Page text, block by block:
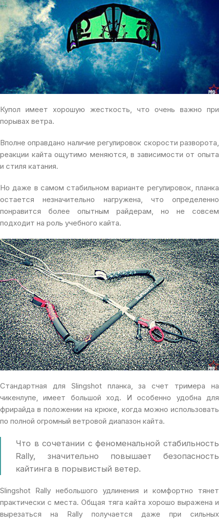
Купол имеет хорошую жесткость, что очень важно при
порывах ветра.
Вполне оправдано наличие регулировок скорости разворота,
реакции кайта ощутимо меняются, в зависимости от опыта
и стиля катания.
Но даже в самом стабильном варианте регулировок, планка
остается незначительно нагружена, что определенно
понравится более опытным райдерам, но не совсем
подходит на роль учебного кайта.
Стандартная для Slingshot планка, за счет тримера на
чикенлупе, имеет большой ход. И особенно удобна для
фрирайда в положении на крюке, когда можно использовать
по полной огромный ветровой диапазон кайта.
Что в сочетании с феноменальной стабильность
Rally, значительно повышает безопасность
кайтинга в порывистый ветер.
Slingshot Rally небольшого удлинения и комфортно тянет
практически с места. Общая тяга кайта хорошо выражена и
вырезаться на Rally получается даже при сильных